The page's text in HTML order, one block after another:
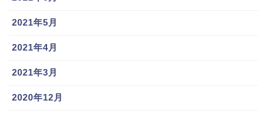
2021年5月
2021年4月
2021年3月
2020年12月